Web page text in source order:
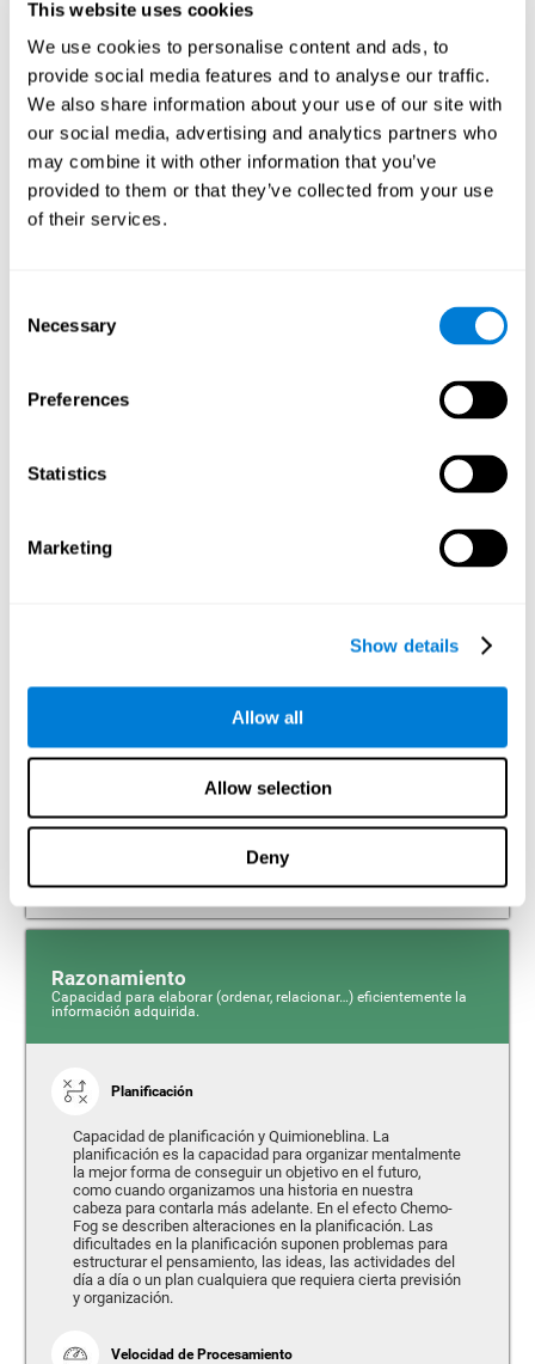
This website uses cookies
We use cookies to personalise content and ads, to
provide social media features and to analyse our traffic.
We also share information about your use of our site with
our social media, advertising and analytics partners who
may combine it with other information that you’ve
provided to them or that they’ve collected from your use
of their services.
Selection
Necessary
Preferences
Statistics
Marketing
Show details
Allow all
Allow selection
Deny
oncológicos, los pacientes observan un peor
funcionamiento de su memoria a corto plazo.
Coordinación
Capacidad para realizar eficientemente movimientos precisos y
ordenados.
estímulo simple y responder a él, como responder a una
pregunta concreta. Las personas que han pasado por un
resultara lento pensar o pensar con claridad, esto se
La Percepción espacial es la capacidad que tiene el ser
en el espacio que nos rodea y de nosotros mismos. Si
variar en función del tipo de cáncer y de las variables
problemas en la capacidad espacial de los usuarios,
Razonamiento
Capacidad para elaborar (ordenar, relacionar…) eficientemente la
información adquirida.
Planificación
Capacidad de planificación y Quimioneblina. La
planificación es la capacidad para organizar mentalmente
la mejor forma de conseguir un objetivo en el futuro,
como cuando organizamos una historia en nuestra
cabeza para contarla más adelante. En el efecto Chemo-
Fog se describen alteraciones en la planificación. Las
dificultades en la planificación suponen problemas para
estructurar el pensamiento, las ideas, las actividades del
día a día o un plan cualquiera que requiera cierta previsión
y organización.
Velocidad de Procesamiento